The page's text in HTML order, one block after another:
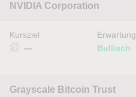
NVIDIA Corporation
Kursziel
—
Erwartung
Bullisch
Grayscale Bitcoin Trust